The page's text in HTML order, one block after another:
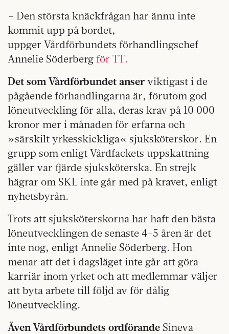
– Den största knäckfrågan har ännu inte
kommit upp på bordet,
uppger Vårdförbundets förhandlingschef
Annelie Söderberg för TT.
Det som Vårdförbundet anser viktigast i de
pågående förhandlingarna är, förutom god
löneutveckling för alla, deras krav på 10 000
kronor mer i månaden för erfarna och
»särskilt yrkesskickliga« sjuksköterskor. En
grupp som enligt Vårdfackets uppskattning
gäller var fjärde sjuksköterska. En strejk
hägrar om SKL inte går med på kravet, enligt
nyhetsbyrån.
Trots att sjuksköterskorna har haft den bästa
löneutvecklingen de senaste 4-5 åren är det
inte nog, enligt Annelie Söderberg. Hon
menar att det i dagsläget inte går att göra
karriär inom yrket och att medlemmar väljer
att byta arbete till följd av för dålig
löneutveckling.
Även Vårdförbundets ordförande Sineva